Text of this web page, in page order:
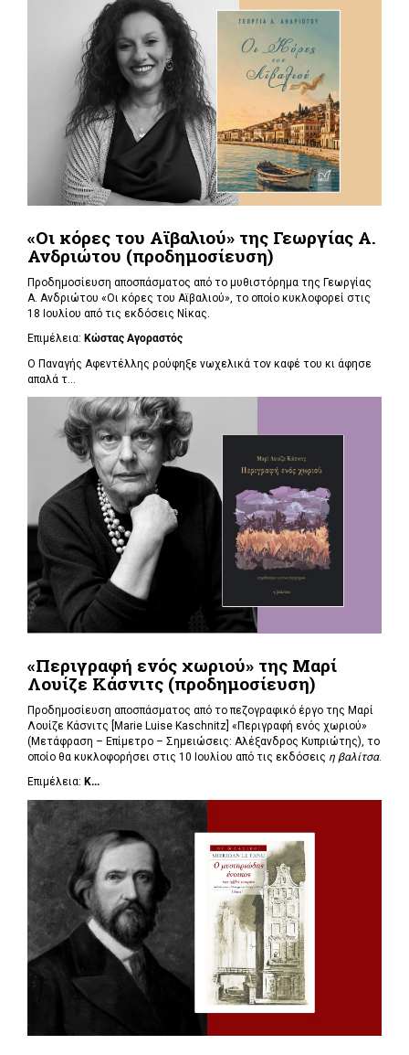
«Οι κόρες του Αϊβαλιού» της Γεωργίας Α.
Ανδριώτου (προδημοσίευση)
Προδημοσίευση αποσπάσματος από το μυθιστόρημα της Γεωργίας
Α. Ανδριώτου «Οι κόρες του Αϊβαλιού», το οποίο κυκλοφορεί στις
18 Ιουλίου από τις εκδόσεις Νίκας.
Επιμέλεια: Κώστας Αγοραστός
Ο Παναγής Αφεντέλλης ρούφηξε νωχελικά τον καφέ του κι άφησε
απαλά τ...
«Περιγραφή ενός χωριού» της Μαρί
Λουίζε Κάσνιτς (προδημοσίευση)
Προδημοσίευση αποσπάσματος από το πεζογραφικό έργο της Μαρί
Λουίζε Κάσνιτς [Marie Luise Kaschnitz] «Περιγραφή ενός χωριού»
(Μετάφραση – Επίμετρο – Σημειώσεις: Αλέξανδρος Κυπριώτης), το
οποίο θα κυκλοφορήσει στις 10 Ιουλίου από τις εκδόσεις η βαλίτσα.
Επιμέλεια: Κ...